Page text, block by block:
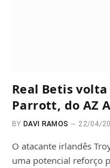
Real Betis
Parrott, do AZ
BY DAVI RAMOS 22/04/
O atacante irlandês
uma potencial reforço